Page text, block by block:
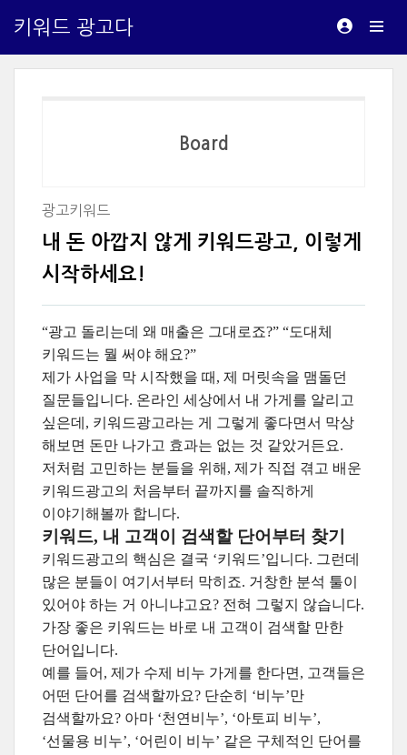
키워드 광고다
Board
광고키워드
내 돈 아깝지 않게 키워드광고, 이렇게
시작하세요!
“광고 돌리는데 왜 매출은 그대로죠?” “도대체
키워드는 뭘 써야 해요?”
제가 사업을 막 시작했을 때, 제 머릿속을 맴돌던
질문들입니다. 온라인 세상에서 내 가게를 알리고
싶은데, 키워드광고라는 게 그렇게 좋다면서 막상
해보면 돈만 나가고 효과는 없는 것 같았거든요.
저처럼 고민하는 분들을 위해, 제가 직접 겪고 배운
키워드광고의 처음부터 끝까지를 솔직하게
이야기해볼까 합니다.
키워드, 내 고객이 검색할 단어부터 찾기
키워드광고의 핵심은 결국 ‘키워드’입니다. 그런데
많은 분들이 여기서부터 막히죠. 거창한 분석 툴이
있어야 하는 거 아니냐고요? 전혀 그렇지 않습니다.
가장 좋은 키워드는 바로 내 고객이 검색할 만한
단어입니다.
예를 들어, 제가 수제 비누 가게를 한다면, 고객들은
어떤 단어를 검색할까요? 단순히 ‘비누’만
검색할까요? 아마 ‘천연비누’, ‘아토피 비누’,
‘선물용 비누’, ‘어린이 비누’ 같은 구체적인 단어를